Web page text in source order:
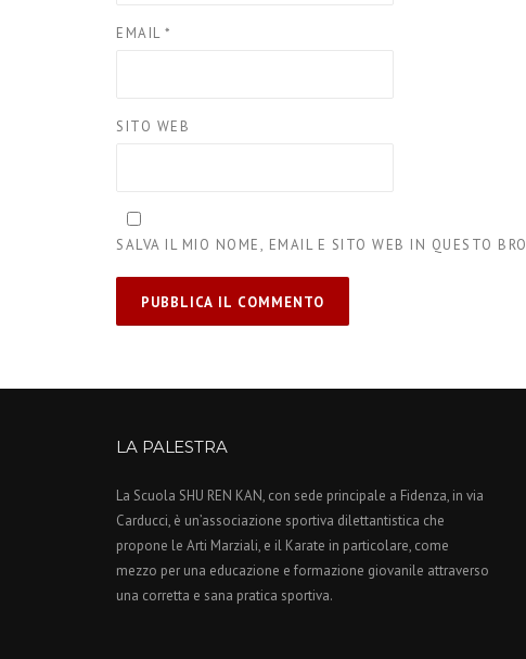
EMAIL *
SITO WEB
SALVA IL MIO NOME, EMAIL E SITO WEB IN QUESTO
LA PALESTRA
La Scuola SHU REN KAN, con sede principale a Fidenza, in via
Carducci, è un’associazione sportiva dilettantistica che
propone le Arti Marziali, e il Karate in particolare, come
mezzo per una educazione e formazione giovanile attraverso
una corretta e sana pratica sportiva.